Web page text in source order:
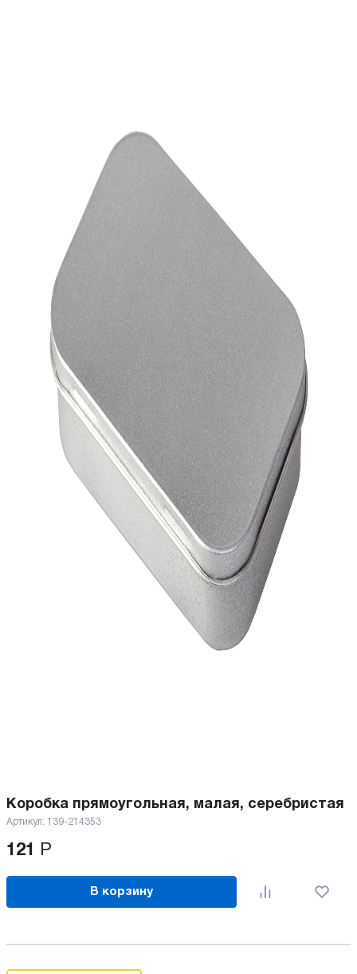
Коробка прямоугольная, малая, серебристая
Артикул: 139-214353
121 Р
В корзину